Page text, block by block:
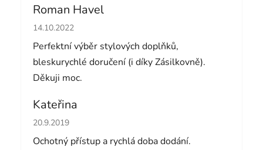
Roman Havel
Hodnocení obchodu je 5 z 5 hvězdiček.
14.10.2022
Perfektní výběr stylových doplňků,
bleskurychlé doručení (i díky Zásilkovně).
Děkuji moc.
Kateřina
Hodnocení obchodu je 5 z 5 hvězdiček.
20.9.2019
Ochotný přístup a rychlá doba dodání.